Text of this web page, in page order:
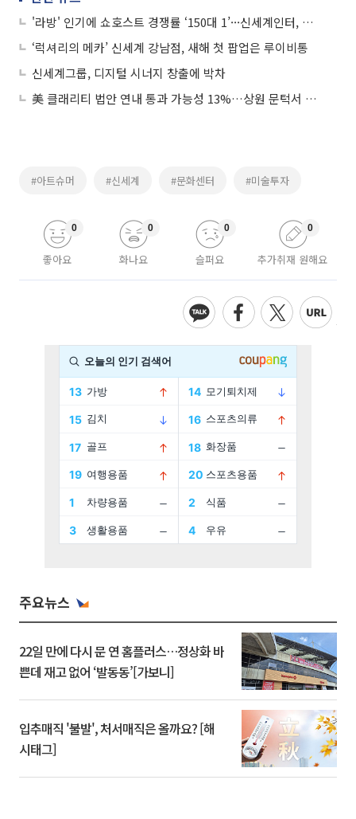
'라방' 인기에 쇼호스트 경쟁률 ‘150대 1’···신세계인터, 퍼스널쇼퍼 2기 발대식
‘럭셔리의 메카’ 신세계 강남점, 새해 첫 팝업은 루이비통
신세계그룹, 디지털 시너지 창출에 박차
美 클래리티 법안 연내 통과 가능성 13%…상원 문턱서 제동
#아트슈머 #신세계 #문화센터 #미술투자
좋아요
0
화나요
0
슬퍼요
0
추가취재 원해요
0
주요뉴스
22일 만에 다시 문 연 홈플러스…정상화 바
쁜데 재고 없어 ‘발동동’[가보니]
입추매직 '불발', 처서매직은 올까요? [해
시태그]